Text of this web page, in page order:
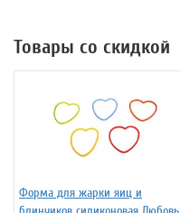
Товары со скидкой
Форма для жарки яиц и